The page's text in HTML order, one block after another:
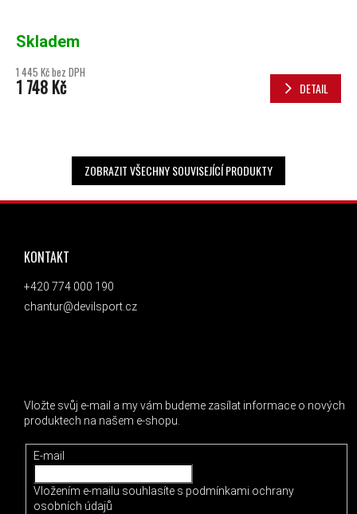
Skladem
1 445 Kč bez DPH
1 748 Kč DETAIL
ZOBRAZIT VŠECHNY SOUVISEJÍCÍ PRODUKTY
ZÁPATÍ
KONTAKT
+420 774 000 190
chantur@devilsport.cz
Vložte svůj e-mail a my vám budeme zasílat informace o nových
produktech na našem e-shopu.
E-mail
Vložením e-mailu souhlasíte s podmínkami ochrany
osobních údajů